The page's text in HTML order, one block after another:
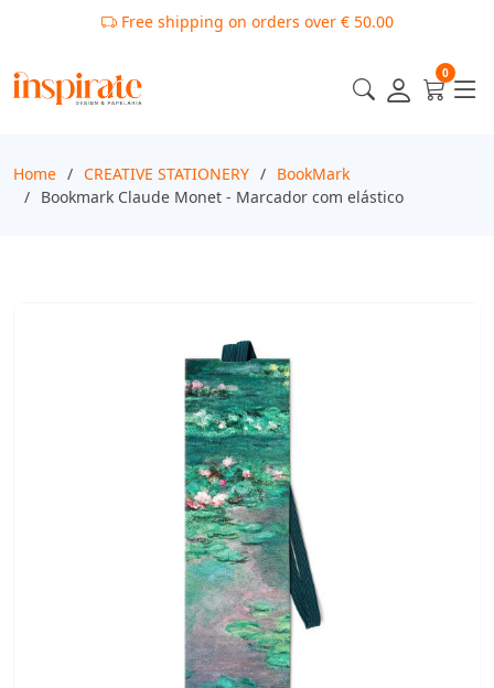
Free shipping on orders over € 50.00
0
Home CREATIVE STATIONERY
BookMark
Bookmark Claude Monet - Marcador com elástico